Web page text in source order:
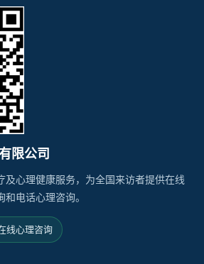
限公司
及心理健康服务，为全国来访者提供在线
电话心理咨询。
线心理咨询